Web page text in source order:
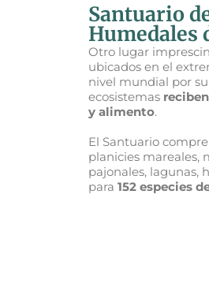
Santuario
Humedales
Otro lugar
ubicados en el
nivel mundial por
ecosistemas
y alimento.
El Santuario
planicies mareales,
pajonales, lagunas,
para 152 especies